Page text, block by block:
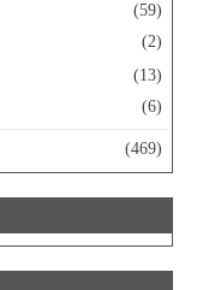
(59)
(2)
(13)
(6)
(469)